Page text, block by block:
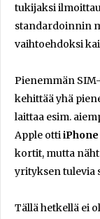
tukijaksi
standardoinnin
vaihtoehdoksi
Pienemmän
kehittää yhä
laittaa esim.
Apple ottiiPhone
kortit, mutta
yrityksen tulevia
Tällä hetkellä ei